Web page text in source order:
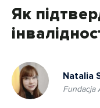
Як
Natalia
Fundacja